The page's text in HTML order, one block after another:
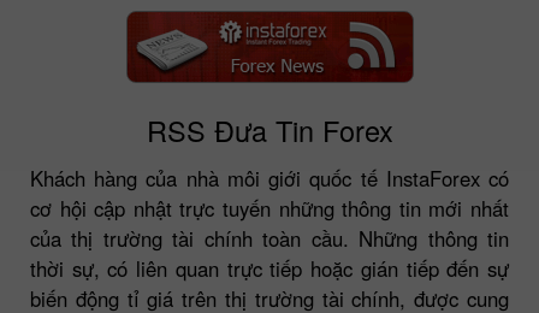
RSS Đưa Tin Forex
Khách hàng của nhà môi giới quốc tế InstaForex có
cơ hội cập nhật trực tuyến những thông tin mới nhất
của thị trường tài chính toàn cầu. Những thông tin
thời sự, có liên quan trực tiếp hoặc gián tiếp đến sự
biến động tỉ giá trên thị trường tài chính, được cung